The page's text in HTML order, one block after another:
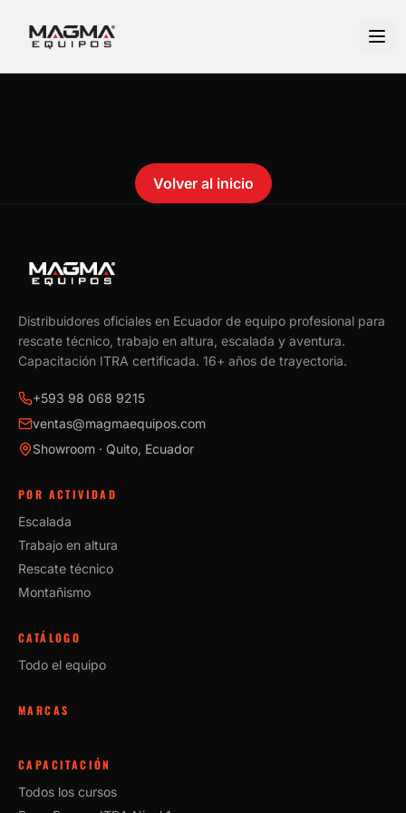
Volver al inicio
Distribuidores oficiales en Ecuador de equipo profesional para
rescate técnico, trabajo en altura, escalada y aventura.
Capacitación ITRA certificada. 16+ años de trayectoria.
+593 98 068 9215
ventas@magmaequipos.com
Showroom · Quito, Ecuador
POR ACTIVIDAD
Escalada
Trabajo en altura
Rescate técnico
Montañismo
CATÁLOGO
Todo el equipo
MARCAS
CAPACITACIÓN
Todos los cursos